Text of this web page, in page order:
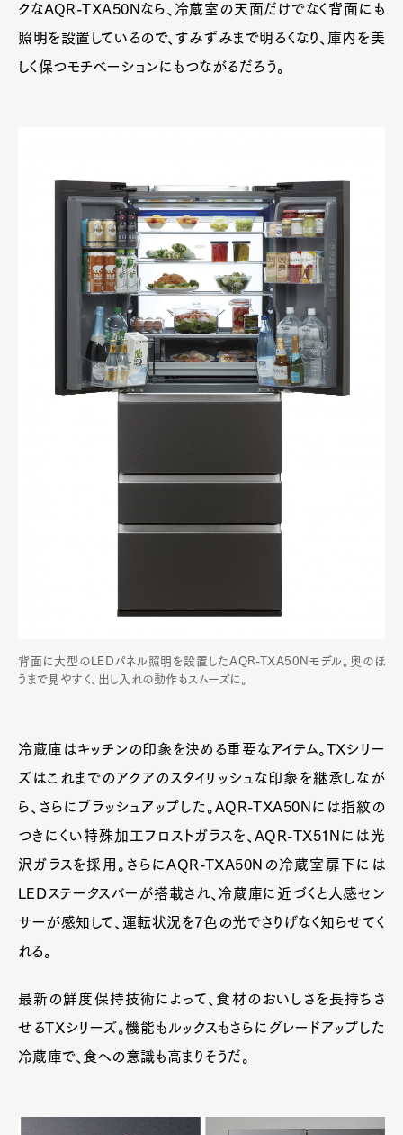
クなAQR-TXA50Nなら、冷蔵室の天面だけでなく背面にも
照明を設置しているので、すみずみまで明るくなり、庫内を美
しく保つモチベーションにもつながるだろう。
背面に大型のLEDパネル照明を設置したAQR-TXA50Nモデル。奥のほ
うまで見やすく、出し入れの動作もスムーズに。
冷蔵庫はキッチンの印象を決める重要なアイテム。TXシリー
ズはこれまでのアクアのスタイリッシュな印象を継承しなが
ら、さらにブラッシュアップした。AQR-TXA50Nには指紋の
つきにくい特殊加工フロストガラスを、AQR-TX51Nには光
沢ガラスを採用。さらにAQR-TXA50Nの冷蔵室扉下には
LEDステータスバーが搭載され、冷蔵庫に近づくと人感セン
サーが感知して、運転状況を7色の光でさりげなく知らせてく
れる。
最新の鮮度保持技術によって、食材のおいしさを長持ちさ
せるTXシリーズ。機能もルックスもさらにグレードアップした
冷蔵庫で、食への意識も高まりそうだ。